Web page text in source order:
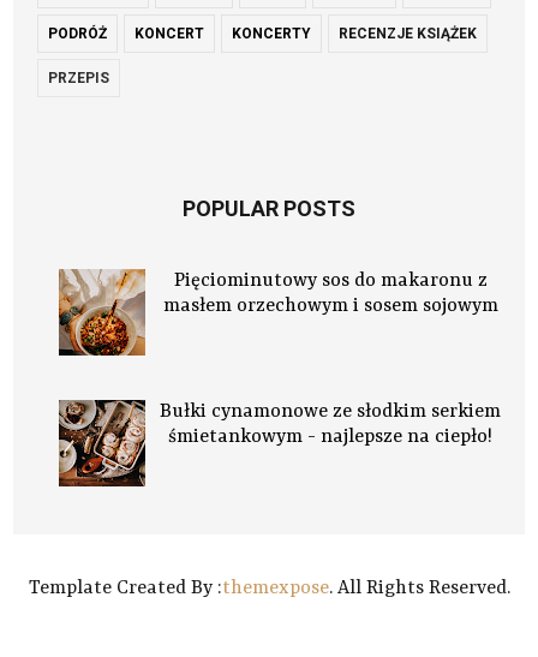
PODRÓŻ KONCERT KONCERTY RECENZJE KSIĄŻEK
PRZEPIS
POPULAR POSTS
Pięciominutowy sos do makaronu z
masłem orzechowym i sosem sojowym
Bułki cynamonowe ze słodkim serkiem
śmietankowym - najlepsze na ciepło!
Template Created By :themexpose. All Rights Reserved.